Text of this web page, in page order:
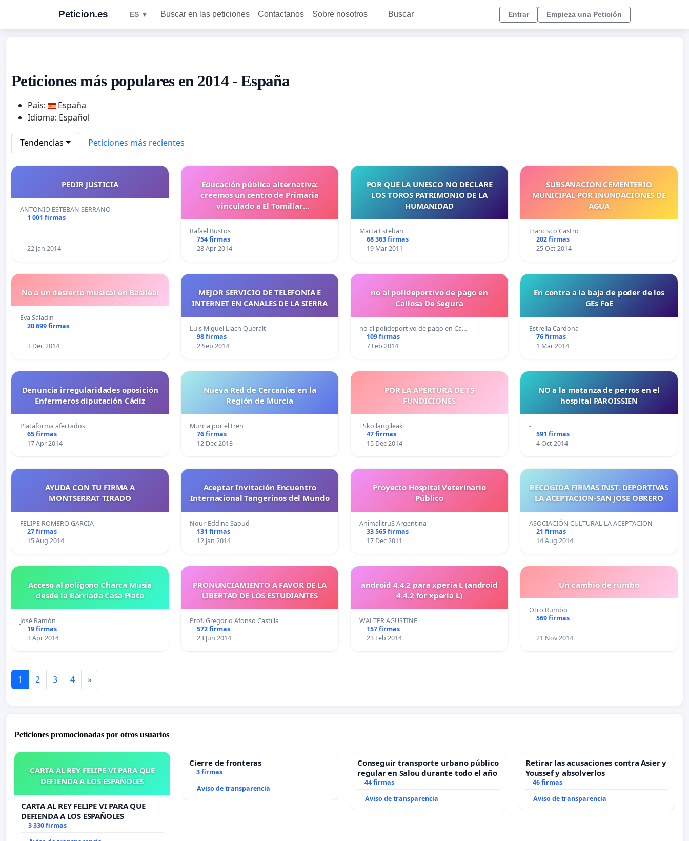
Peticion.es ES ▼ Buscar en las peticiones Contactanos Sobre nosotros Buscar Entrar Empieza una Petición
Peticiones más populares en 2014 - España
País:
España
Idioma: Español
Tendencias Peticiones más recientes
PEDIR JUSTICIA
ANTONIO ESTEBAN SERRANO
1 001 firmas
22 Jan 2014
Educación pública alternativa:
creemos un centro de Primaria
vinculado a El Tomillar
Rafael Bustos
754 firmas
28 Apr 2014
POR QUE LA UNESCO NO DECLARE
LOS TOROS PATRIMONIO DE LA
HUMANIDAD
Marta Esteban
68 363 firmas
19 Mar 2011
SUBSANACION CEMENTERIO
MUNICIPAL POR INUNDACIONES DE
AGUA
Francisco Castro
202 firmas
25 Oct 2014
No a un desierto musical en Basilea!
Eva Saladin
20 699 firmas
3 Dec 2014
MEJOR SERVICIO DE TELEFONIA E
INTERNET EN CANALES DE LA SIERRA
Luis Miguel Llach Queralt
98 firmas
2 Sep 2014
no al polideportivo de pago en
Callosa De Segura
no al polideportivo de pago en Ca…
109 firmas
7 Feb 2014
En contra a la baja de poder de los
GEs FoE
Estrella Cardona
76 firmas
1 Mar 2014
Denuncia irregularidades oposición
Enfermeros diputación Cádiz
Plataforma afectados
65 firmas
17 Apr 2014
Nueva Red de Cercanías en la
Región de Murcia
Murcia por el tren
76 firmas
12 Dec 2013
POR LA APERTURA DE TS
FUNDICIONES
TSko langileak
47 firmas
15 Dec 2014
NO a la matanza de perros en el
hospital PAROISSIEN
-
591 firmas
4 Oct 2014
AYUDA CON TU FIRMA A
MONTSERRAT TIRADO
FELIPE ROMERO GARCIA
27 firmas
15 Aug 2014
Aceptar Invitación Encuentro
Internacional Tangerinos del Mundo
Nour-Eddine Saoud
131 firmas
12 Jan 2014
Proyecto Hospital Veterinario
Público
AnimalitruS Argentina
33 565 firmas
17 Dec 2011
RECOGIDA FIRMAS INST. DEPORTIVAS
LA ACEPTACION-SAN JOSE OBRERO
ASOCIACIÓN CULTURAL LA ACEPTACION
21 firmas
14 Aug 2014
Acceso al polígono Charca Musia
desde la Barriada Casa Plata
José Ramón
19 firmas
3 Apr 2014
PRONUNCIAMIENTO A FAVOR DE LA
LIBERTAD DE LOS ESTUDIANTES
Prof. Gregorio Afonso Castilla
572 firmas
23 Jun 2014
android 4.4.2 para xperia L (android
4.4.2 for xperia L)
WALTER AGUSTINE
157 firmas
23 Feb 2014
Un cambio de rumbo
Otro Rumbo
569 firmas
21 Nov 2014
1 2 3 4 »
Peticiones promocionadas por otros usuarios
CARTA AL REY FELIPE VI PARA QUE
DEFIENDA A LOS ESPAÑOLES
CARTA AL REY FELIPE VI PARA QUE
DEFIENDA A LOS ESPAÑOLES
3 330 firmas
Cierre de fronteras
3 firmas
Aviso de transparencia
Conseguir transporte urbano público
regular en Salou durante todo el año
44 firmas
Aviso de transparencia
Retirar las acusaciones contra Asier y
Youssef y absolverlos
46 firmas
Aviso de transparencia